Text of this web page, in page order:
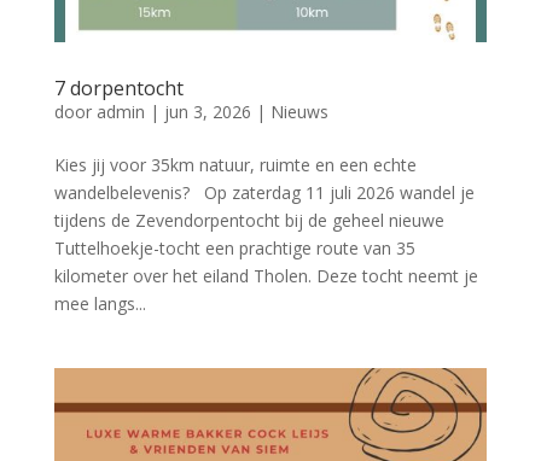
7 dorpentocht
door admin | jun 3, 2026 | Nieuws
Kies jij voor 35km natuur, ruimte en een echte
wandelbelevenis? Op zaterdag 11 juli 2026 wandel je
tijdens de Zevendorpentocht bij de geheel nieuwe
Tuttelhoekje-tocht een prachtige route van 35
kilometer over het eiland Tholen. Deze tocht neemt je
mee langs...